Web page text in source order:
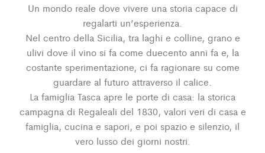
Un mondo reale dove vivere una storia capace di
regalarti un’esperienza.
Nel centro della Sicilia, tra laghi e colline, grano e
ulivi dove il vino si fa come duecento anni fa e, la
costante sperimentazione, ci fa ragionare su come
guardare al futuro attraverso il calice.
La famiglia Tasca apre le porte di casa: la storica
campagna di Regaleali del 1830, valori veri di casa e
famiglia, cucina e sapori, e poi spazio e silenzio, il
vero lusso dei giorni nostri.